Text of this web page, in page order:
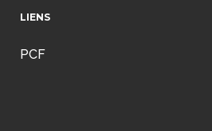
LIENS
PCF